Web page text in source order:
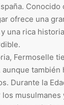
Conocido
ofrece una
una rica
Fermoselle
también
Durante la